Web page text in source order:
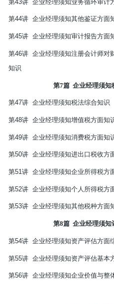
第43讲 企业经理须知业务循环审计
第44讲 企业经理须知其他鉴证方面
第45讲 企业经理须知审计报告方面
第46讲 企业经理须知注册会计师对
知识
第7篇 企业经理须知
第47讲 企业经理须知税法综合知识
第48讲 企业经理须知增值税方面知
第49讲 企业经理须知消费税方面知
第50讲 企业经理须知进出口税收方
第51讲 企业经理须知企业所得税方
第52讲 企业经理须知个人所得税方
第53讲 企业经理须知其他税种方面
第8篇 企业经理须知
第54讲 企业经理须知资产评估方面
第55讲 企业经理须知资产评估基本
第56讲 企业经理须知企业价值与整